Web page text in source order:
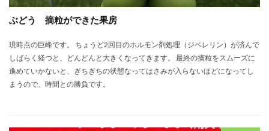
ぶどう 摘粒ができた果房
現時点の巨峰です。 ちょうど2回目のホルモン剤処理（ジベレリン）が済んで
しばらく経つと、どんどんと大きくなってきます。 最終の摘粒をスムーズに
進めていかないと、ぎちぎちの状態なってはさみが入らないほどになってし
まうので、時間との勝負です。